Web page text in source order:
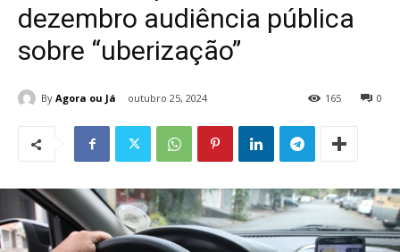
dezembro audiência pública
sobre “uberização”
By Agora ou Já outubro 25, 2024 0
165